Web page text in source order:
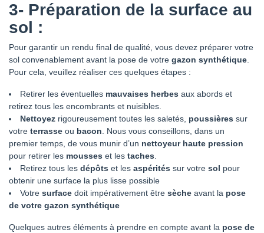
3- Préparation de la surface au
sol :
Pour garantir un rendu final de qualité, vous devez préparer votre
sol convenablement avant la pose de votre gazon synthétique
Pour cela, veuillez réaliser ces quelques étapes :
Retirer les éventuelles mauvaises herbes aux abords et
retirez tous les encombrants et nuisibles.
Nettoyez rigoureusement toutes les saletés, poussières sur
votre terrasse ou bacon . Nous vous conseillons, dans un
premier temps, de vous munir d’un nettoyeur haute pression
pour retirer les mousses et les taches
Retirez tous les dépôts et les aspérités sur votre sol pour
obtenir une surface la plus lisse possible
Votre surface doit impérativement être sèche avant la pose
de votre gazon synthétique
Quelques autres éléments à prendre en compte avant la pose de